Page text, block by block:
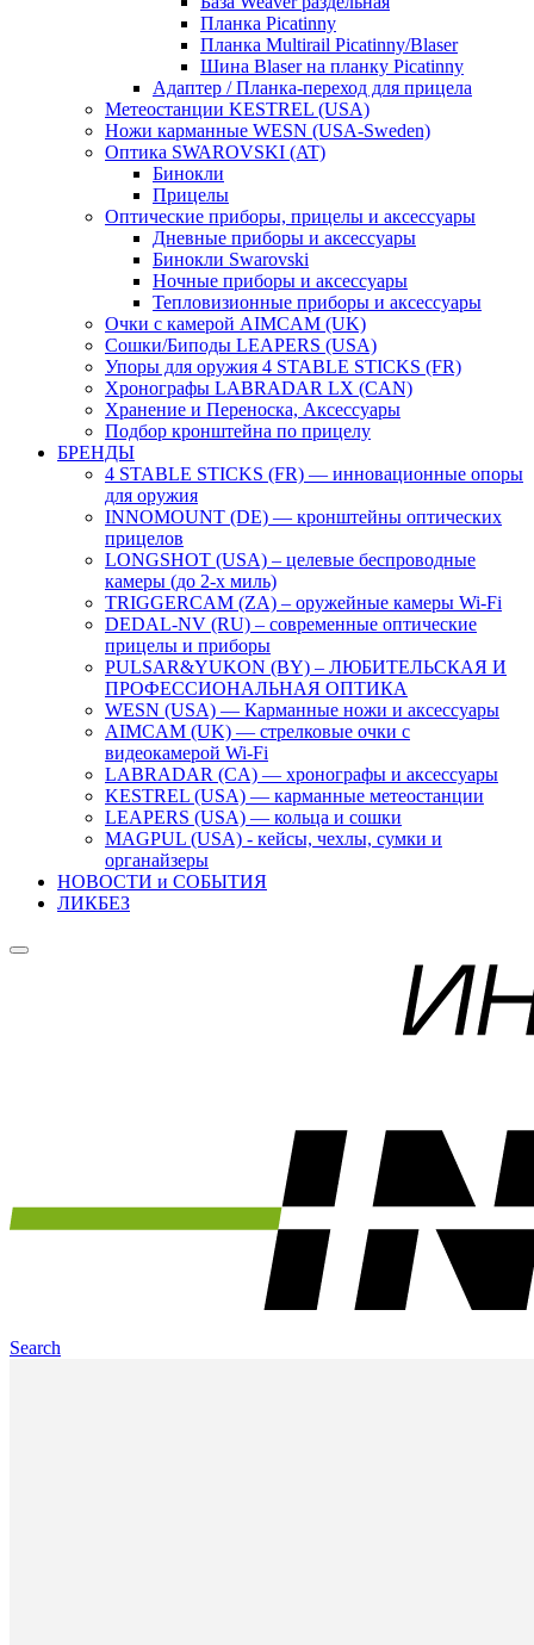
Планка Picatinny
Планка Multirail Picatinny/Blaser
Шина Blaser на планку Picatinny
Адаптер / Планка-переход для прицела
Метеостанции KESTREL (USA)
Ножи карманные WESN (USA-Sweden)
Оптика SWAROVSKI (AT)
Бинокли
Прицелы
Оптические приборы, прицелы и аксессуары
Дневные приборы и аксессуары
Бинокли Swarovski
Ночные приборы и аксессуары
Тепловизионные приборы и аксессуары
Очки с камерой AIMCAM (UK)
Сошки/Биподы LEAPERS (USA)
Упоры для оружия 4 STABLE STICKS (FR)
Хронографы LABRADAR LX (CAN)
Хранение и Переноска, Аксессуары
Подбор кронштейна по прицелу
БРЕНДЫ
4 STABLE STICKS (FR) — инновационные опоры
для оружия
INNOMOUNT (DE) — кронштейны оптических
прицелов
LONGSHOT (USA) – целевые беспроводные
камеры (до 2-х миль)
TRIGGERCAM (ZA) – оружейные камеры Wi-Fi
DEDAL-NV (RU) – современные оптические
прицелы и приборы
PULSAR&YUKON (BY) – ЛЮБИТЕЛЬСКАЯ И
ПРОФЕССИОНАЛЬНАЯ ОПТИКА
WESN (USA) — Карманные ножи и аксессуары
AIMCAM (UK) — стрелковые очки с
видеокамерой Wi-Fi
LABRADAR (CA) — хронографы и аксессуары
KESTREL (USA) — карманные метеостанции
LEAPERS (USA) — кольца и сошки
MAGPUL (USA) - кейсы, чехлы, сумки и
органайзеры
НОВОСТИ и СОБЫТИЯ
ЛИКБЕЗ
Search